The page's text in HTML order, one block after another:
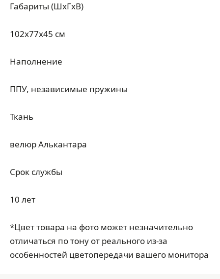
Габариты (ШхГхВ)
102x77x45 см
Наполнение
ППУ, независимые пружины
Ткань
велюр Алькантара
Срок службы
10 лет
*Цвет товара на фото может незначительно
отличаться по тону от реального из-за
особенностей цветопередачи вашего монитора